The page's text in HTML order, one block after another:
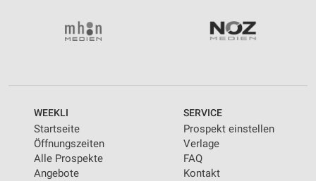
WEEKLI
Startseite
Öffnungszeiten
Alle Prospekte
Angebote
SERVICE
Prospekt einstellen
Verlage
FAQ
Kontakt